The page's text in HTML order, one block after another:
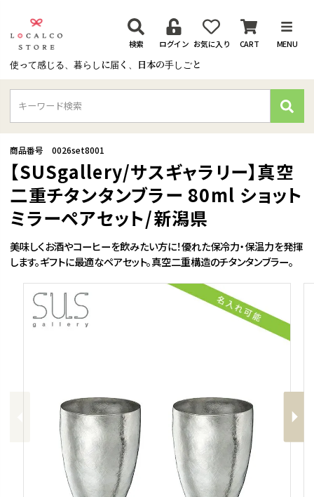
使って感じる、暮らしに届く、日本の手しごと
検索 ログイン お気に入り CART MENU
検
索
Next
美味しくお酒やコーヒーを飲みたい方に！優れた保冷力・保温力を発揮
します。ギフトに最適なペアセット。真空二重構造のチタンタンブラー。
【SUSgallery/サスギャラリー】真空
二重チタンタンブラー 80ml ショット
ミラーペアセット/新潟県
商品番号 0026set8001